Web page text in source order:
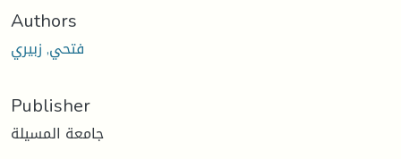
Authors
فتحي, زبيري
Publisher
جامعة المسيلة